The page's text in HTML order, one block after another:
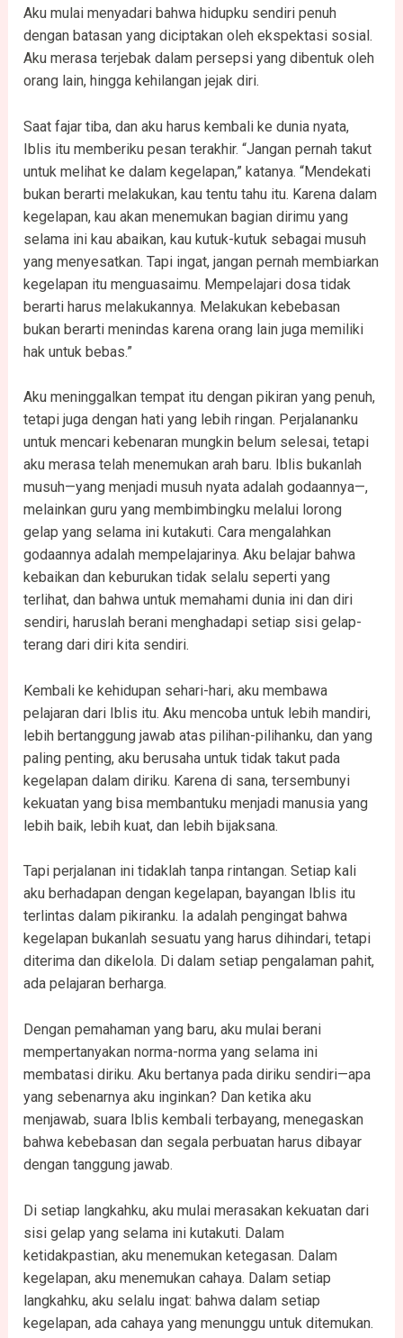
Aku mulai menyadari bahwa hidupku sendiri penuh
dengan batasan yang diciptakan oleh ekspektasi sosial.
Aku merasa terjebak dalam persepsi yang dibentuk oleh
orang lain, hingga kehilangan jejak diri.
Saat fajar tiba, dan aku harus kembali ke dunia nyata,
Iblis itu memberiku pesan terakhir. “Jangan pernah takut
untuk melihat ke dalam kegelapan,” katanya. “Mendekati
bukan berarti melakukan, kau tentu tahu itu. Karena dalam
kegelapan, kau akan menemukan bagian dirimu yang
selama ini kau abaikan, kau kutuk-kutuk sebagai musuh
yang menyesatkan. Tapi ingat, jangan pernah membiarkan
kegelapan itu menguasaimu. Mempelajari dosa tidak
berarti harus melakukannya. Melakukan kebebasan
bukan berarti menindas karena orang lain juga memiliki
hak untuk bebas.”
Aku meninggalkan tempat itu dengan pikiran yang penuh,
tetapi juga dengan hati yang lebih ringan. Perjalananku
untuk mencari kebenaran mungkin belum selesai, tetapi
aku merasa telah menemukan arah baru. Iblis bukanlah
musuh—yang menjadi musuh nyata adalah godaannya—,
melainkan guru yang membimbingku melalui lorong
gelap yang selama ini kutakuti. Cara mengalahkan
godaannya adalah mempelajarinya. Aku belajar bahwa
kebaikan dan keburukan tidak selalu seperti yang
terlihat, dan bahwa untuk memahami dunia ini dan diri
sendiri, haruslah berani menghadapi setiap sisi gelap-
terang dari diri kita sendiri.
Kembali ke kehidupan sehari-hari, aku membawa
pelajaran dari Iblis itu. Aku mencoba untuk lebih mandiri,
lebih bertanggung jawab atas pilihan-pilihanku, dan yang
paling penting, aku berusaha untuk tidak takut pada
kegelapan dalam diriku. Karena di sana, tersembunyi
kekuatan yang bisa membantuku menjadi manusia yang
lebih baik, lebih kuat, dan lebih bijaksana.
Tapi perjalanan ini tidaklah tanpa rintangan. Setiap kali
aku berhadapan dengan kegelapan, bayangan Iblis itu
terlintas dalam pikiranku. Ia adalah pengingat bahwa
kegelapan bukanlah sesuatu yang harus dihindari, tetapi
diterima dan dikelola. Di dalam setiap pengalaman pahit,
ada pelajaran berharga.
Dengan pemahaman yang baru, aku mulai berani
mempertanyakan norma-norma yang selama ini
membatasi diriku. Aku bertanya pada diriku sendiri—apa
yang sebenarnya aku inginkan? Dan ketika aku
menjawab, suara Iblis kembali terbayang, menegaskan
bahwa kebebasan dan segala perbuatan harus dibayar
dengan tanggung jawab.
Di setiap langkahku, aku mulai merasakan kekuatan dari
sisi gelap yang selama ini kutakuti. Dalam
ketidakpastian, aku menemukan ketegasan. Dalam
kegelapan, aku menemukan cahaya. Dalam setiap
langkahku, aku selalu ingat: bahwa dalam setiap
kegelapan, ada cahaya yang menunggu untuk ditemukan.